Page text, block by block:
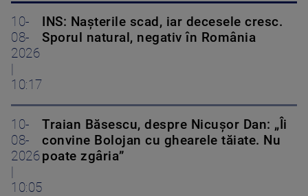
10-
08-
2026
|
10:17
INS: Nașterile scad, iar decesele cresc.
Sporul natural, negativ în România
10-
08-
2026
|
10:05
Traian Băsescu, despre Nicușor Dan: „Îi
convine Bolojan cu ghearele tăiate. Nu
poate zgâria”